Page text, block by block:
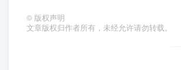
© 版权声明
文章版权归作者所有，未经允许请勿转载。